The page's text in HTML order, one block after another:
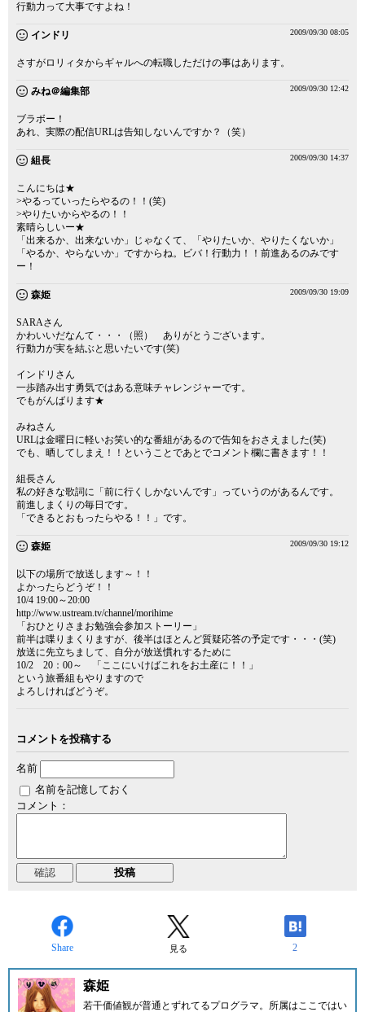
行動力って大事ですよね！
インドリ 2009/09/30 08:05
さすがロリィタからギャルへの転職しただけの事はあります。
みね＠編集部 2009/09/30 12:42
ブラボー！
あれ、実際の配信URLは告知しないんですか？（笑）
組長 2009/09/30 14:37
こんにちは★
>やるっていったらやるの！！(笑)
>やりたいからやるの！！
素晴らしいー★
「出来るか、出来ないか」じゃなくて、「やりたいか、やりたくないか」
「やるか、やらないか」ですからね。ビバ！行動力！！前進あるのみです
ー！
森姫 2009/09/30 19:09
SARAさん
かわいいだなんて・・・（照） ありがとうございます。
行動力が実を結ぶと思いたいです(笑)
インドリさん
一歩踏み出す勇気ではある意味チャレンジャーです。
でもがんばります★
みねさん
URLは金曜日に軽いお笑い的な番組があるので告知をおさえました(笑)
でも、晒してしまえ！！ということであとでコメント欄に書きます！！
組長さん
私の好きな歌詞に「前に行くしかないんです」っていうのがあるんです。
前進しまくりの毎日です。
「できるとおもったらやる！！」です。
森姫 2009/09/30 19:12
以下の場所で放送します～！！
よかったらどうぞ！！
10/4 19:00～20:00
http://www.ustream.tv/channel/morihime
「おひとりさまお勉強会参加ストーリー」
前半は喋りまくりますが、後半はほとんど質疑応答の予定です・・・(笑)
放送に先立ちまして、自分が放送慣れするために
10/2 20：00～ 「ここにいけばこれをお土産に！！」
という旅番組もやりますので
よろしければどうぞ。
コメントを投稿する
名前
名前を記憶しておく
コメント：
Share 見る 2
森姫
若干価値観が普通とずれてるプログラマ。所属はここではい